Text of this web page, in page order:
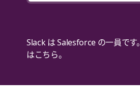
Slack は Salesforce の一員です。
はこちら。